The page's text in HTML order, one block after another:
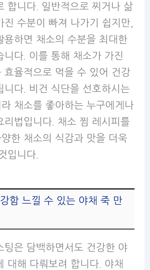
합니다. 일반적으로 찌거나 삶
진 수분이 빠져 나가기 쉽지만,
용하면 채소의 수분을 최대한
니다. 이를 통해 채소가 가진
효율적으로 먹을 수 있어 건강
니다. 비건 식단을 선호하시는
채소를 좋아하는 누구에게나
리법입니다. 채소 찜 레시피를
한 채소의 식감과 맛을 더욱
입니다.
함 느낄 수 있는 야채 죽 만
팅은 담백하면서도 건강한 야
대해 다뤄보려 합니다. 야채